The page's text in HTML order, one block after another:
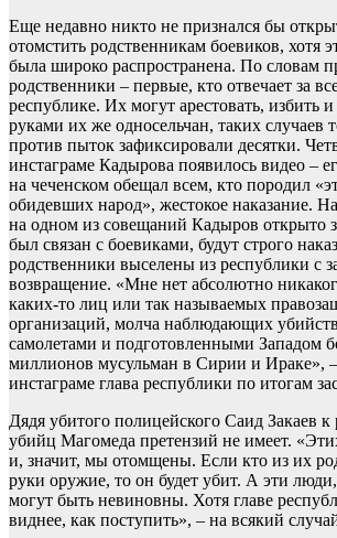
Еще недавно никто не признался бы
отомстить родственникам боевиков, хотя
была широко распространена. По словам
родственники – первые, кто отвечает за
республике. Их могут арестовать, избить
руками их же односельчан, таких случаев
против пыток зафиксировали десятки.
инстаграме Кадырова появилось видео –
на чеченском обещал всем, кто породил
обидевших народ», жестокое наказание.
на одном из совещаний Кадыров открыто
был связан с боевиками, будут строго
родственники выселены из республики с
возвращение. «Мне нет абсолютно
каких-то лиц или так называемых
организаций, молча наблюдающих
самолетами и подготовленными Западом
миллионов мусульман в Сирии и Ираке»,
инстаграме глава республики по итогам
Дядя убитого полицейского Саид Закаев
убийц Магомеда претензий не имеет.
и, значит, мы отомщены. Если кто из их
руки оружие, то он будет убит. А эти
могут быть невиновны. Хотя главе
виднее, как поступить», – на всякий